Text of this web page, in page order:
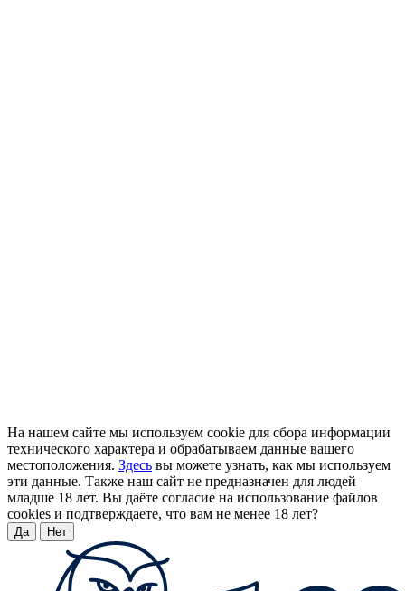
На нашем сайте мы используем cookie для сбора информации
технического характера и обрабатываем данные вашего
местоположения. Здесь вы можете узнать, как мы используем
эти данные. Также наш сайт не предназначен для людей
младше 18 лет. Вы даёте согласие на использование файлов
cookies и подтверждаете, что вам не менее 18 лет?
Да Нет